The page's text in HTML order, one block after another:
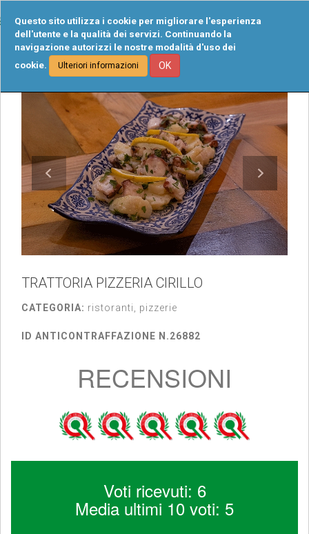
Questo sito utilizza i cookie per migliorare l'esperienza
dell'utente e la qualità dei servizi. Continuando la
navigazione autorizzi le nostre modalità d'uso dei
cookie.
Ulteriori informazioni OK
TRATTORIA PIZZERIA CIRILLO
CATEGORIA: ristoranti, pizzerie
ID ANTICONTRAFFAZIONE N.26882
RECENSIONI
Voti ricevuti: 6
Media ultimi 10 voti: 5